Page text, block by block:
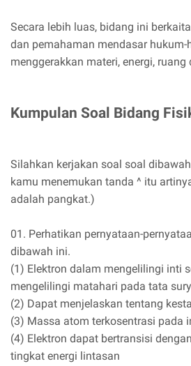
Secara lebih luas, bidang ini
dan pemahaman mendasar hukum-
menggerakkan materi, energi, ruang
Kumpulan Soal Bidang
Silahkan kerjakan soal soal
kamu menemukan tanda ^ itu
adalah pangkat.)
01. Perhatikan pernyataan-
dibawah ini.
(1) Elektron dalam mengelilingi inti
mengelilingi matahari pada tata
(2) Dapat menjelaskan tentang
(3) Massa atom terkosentrasi pada
(4) Elektron dapat bertransisi
tingkat energi lintasan